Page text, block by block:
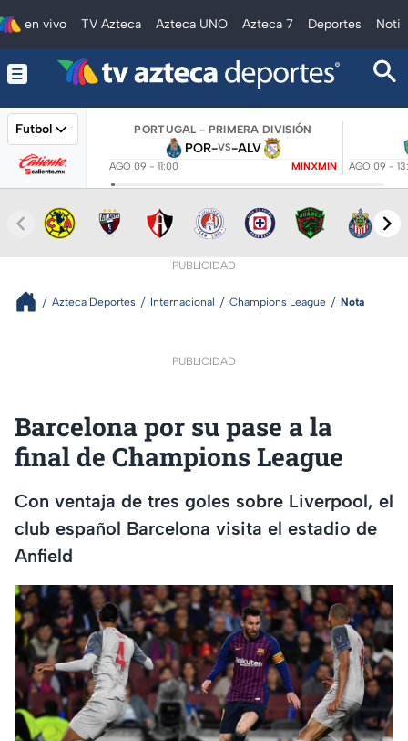
en vivo TV Azteca Azteca UNO Azteca 7 Deportes
Futbol PORTUGAL - PRIMERA DIVISIÓN
POR-VS-ALV
AGO 09 - 11:00 MINXMIN AGO 09 -
PUBLICIDAD
Azteca Deportes Internacional Champions League Nota
PUBLICIDAD
Barcelona por su pase a la
final de Champions League
Con ventaja de tres goles sobre Liverpool, el
club español Barcelona visita el estadio de
Anfield